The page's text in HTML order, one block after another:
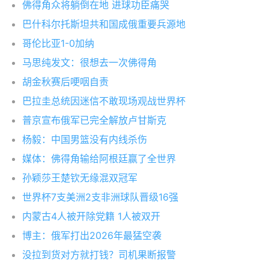
佛得角众将躺倒在地 进球功臣痛哭
巴什科尔托斯坦共和国成俄重要兵源地
哥伦比亚1-0加纳
马思纯发文：很想去一次佛得角
胡金秋赛后哽咽自责
巴拉圭总统因迷信不敢现场观战世界杯
普京宣布俄军已完全解放卢甘斯克
杨毅：中国男篮没有内线杀伤
媒体：佛得角输给阿根廷赢了全世界
孙颖莎王楚钦无缘混双冠军
世界杯7支美洲2支非洲球队晋级16强
内蒙古4人被开除党籍 1人被双开
博主：俄军打出2026年最猛空袭
没拉到货对方就打钱？司机果断报警